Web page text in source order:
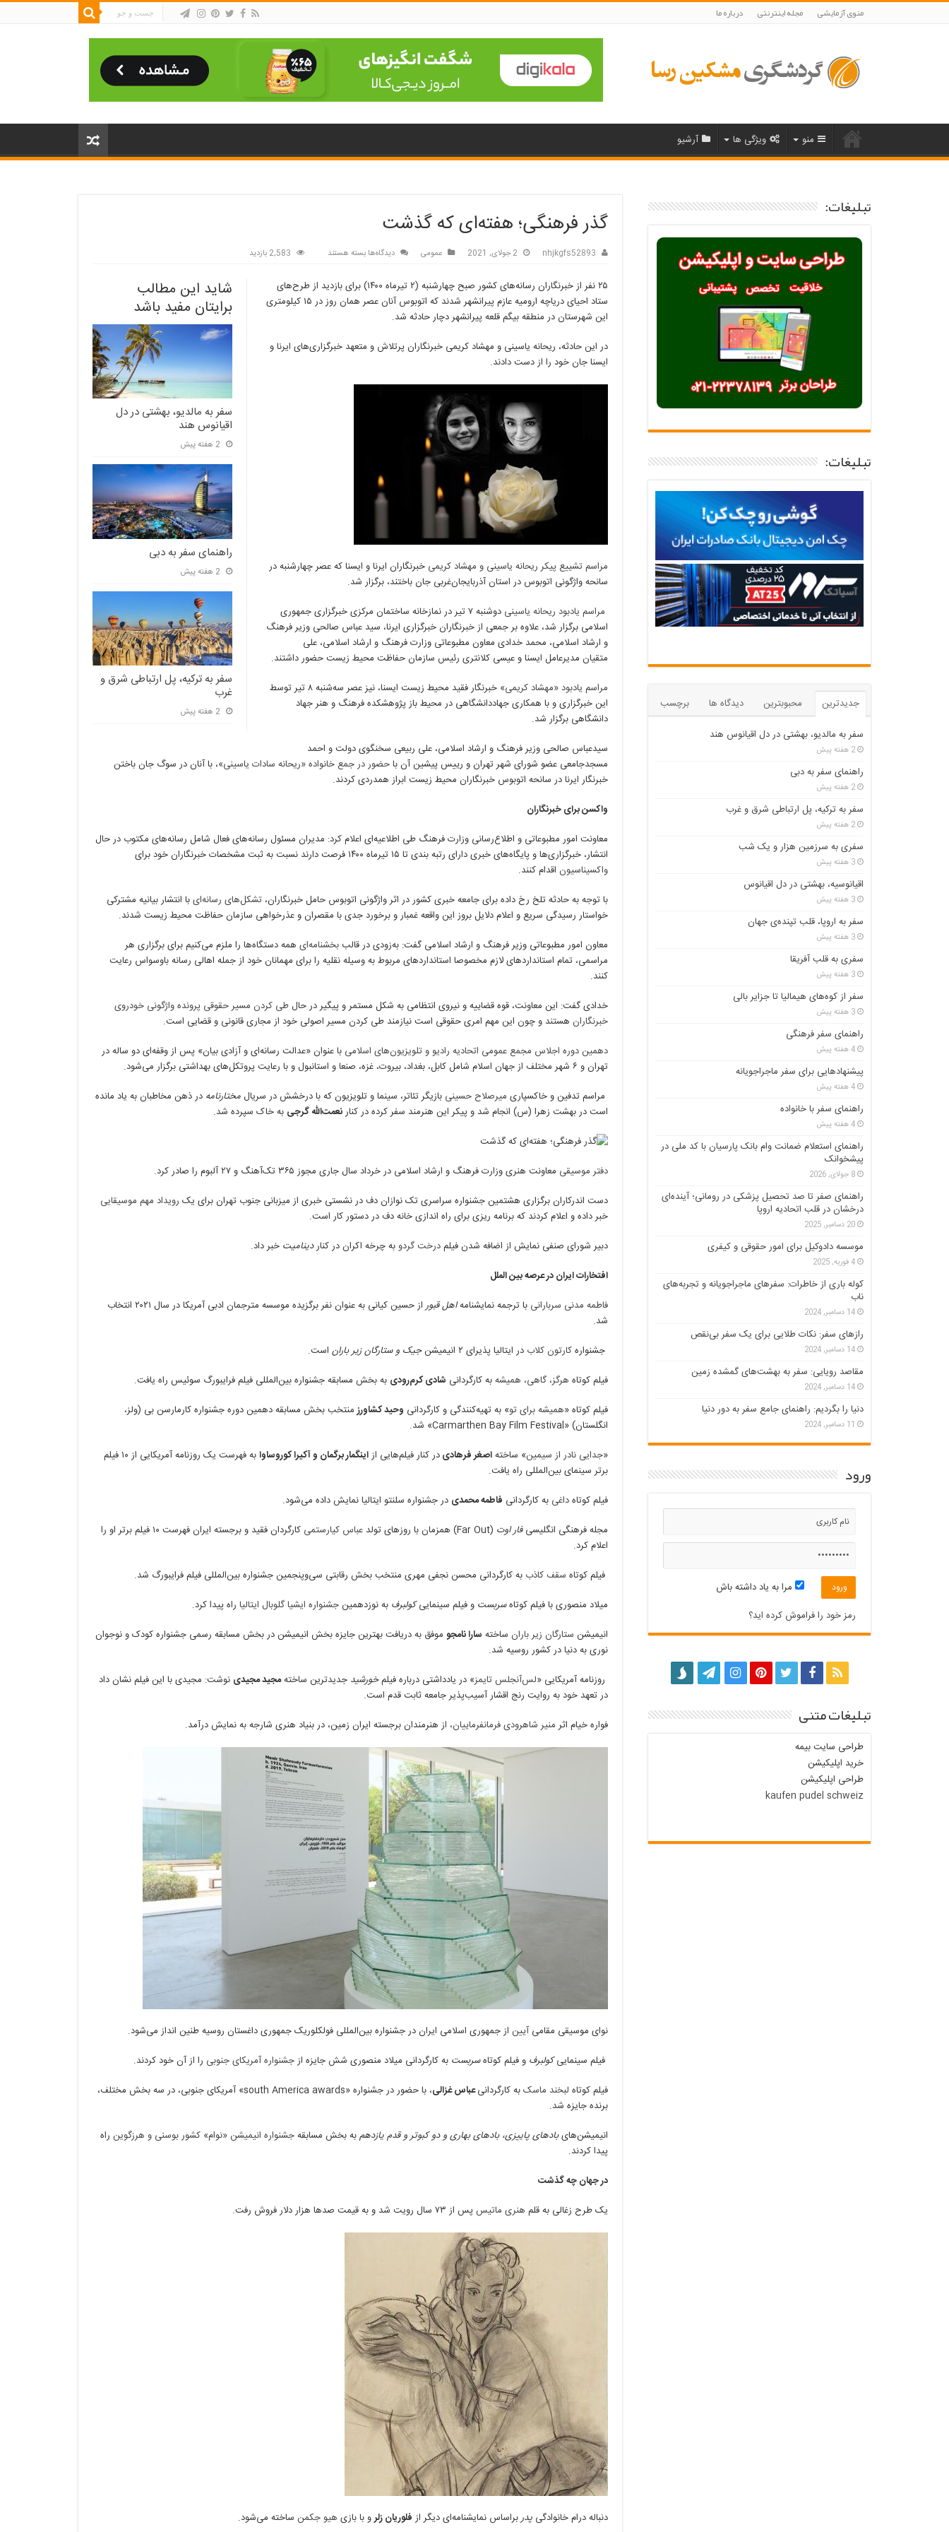
منوی آزمایشی مجله اینترنتی درباره ما
منو ویژگی ها آرشیو
گذر فرهنگی؛ هفته‌ای که گذشت
nhjkgfs52893 2 جولای, 2021 عمومی دیدگاه‌ها برای
فرهنگی؛
هفته‌ای
که
بسته هستند 2,583 بازدید
شاید این مطالب
برایتان مفید باشد
سفر به مالدیو، بهشتی در دل
اقیانوس هند
2 هفته پیش
راهنمای سفر به دبی
2 هفته پیش
سفر به ترکیه، پل ارتباطی شرق و
غرب
2 هفته پیش
۲۵ نفر از خبرنگاران رسانه‌های کشور صبح چهارشنبه (۲ تیرماه ۱۴۰۰) برای بازدید از طرح‌های
ستاد احیای دریاچه ارومیه عازم پیرانشهر شدند که اتوبوس آنان عصر همان روز در ۱۵ کیلومتری
این شهرستان در منطقه بیگم قلعه پیرانشهر دچار حادثه شد.
در این حادثه، ریحانه یاسینی و مهشاد کریمی خبرنگاران پرتلاش و متعهد خبرگزاری‌های ایرنا و
ایسنا جان خود را از دست دادند.
مراسم تشییع پیکر ریحانه یاسینی و مهشاد کریمی خبرنگاران ایرنا و ایسنا که عصر چهارشنبه در
سانحه واژگونی اتوبوس در استان آذربایجان‌غربی جان باختند، برگزار شد.
مراسم یادبود ریحانه یاسینی
دوشنبه ۷ تیر در نمازخانه ساختمان مرکزی خبرگزاری جمهوری
اسلامی برگزار شد، علاوه بر جمعی از خبرنگاران خبرگزاری ایرنا، سید عباس صالحی وزیر فرهنگ
و ارشاد اسلامی، محمد خدادی معاون مطبوعاتی وزارت فرهنگ و ارشاد اسلامی، علی
متقیان مدیرعامل ایسنا و عیسی کلانتری رئیس سازمان حفاظت محیط زیست حضور داشتند.
مراسم یادبود «مهشاد کریمی»
خبرنگار فقید محیط زیست ایسنا، نیز عصر سه‌شنبه ۸ تیر توسط
این خبرگزاری و با همکاری جهاددانشگاهی در محیط باز پژوهشکده فرهنگ و هنر جهاد
دانشگاهی برگزار شد.
سیدعباس صالحی وزیر فرهنگ و ارشاد اسلامی، علی ربیعی سخنگوی دولت و احمد
مسجدجامعی عضو شورای شهر تهران و رییس پیشین آن باحضور در جمع خانواده «ریحانه سادات یاسینی»، با آنان در سوگ جان باختن
خبرنگار ایرنا در سانحه اتوبوس خبرنگاران محیط زیست ابراز همدردی کردند.
واکسن برای خبرنگاران
معاونت امور مطبوعاتی و اطلاع‌رسانی وزارت فرهنگ طی اطلاعیه‌ای اعلام کرد: مدیران مسئول رسانه‌های فعال شامل رسانه‌های مکتوب در حال
انتشار، خبرگزاری‌ها و پایگاه‌های خبری دارای رتبه بندی تا ۱۵ تیرماه ۱۴۰۰ فرصت دارند نسبت به ثبت مشخصات خبرنگاران خود برای
واکسیناسیون اقدام کنند.
با توجه به حادثه تلخ رخ داده برای جامعه خبری کشور در اثر واژگونی اتوبوس حامل خبرنگاران، تشکل‌های رسانه‌ایبا انتشار بیانیه مشترکی
خواستار رسیدگی سریع و اعلام دلایل بروز این واقعه غمبار و برخورد جدی با مقصران و عذرخواهی سازمان حفاظت محیط زیست شدند.
معاون امور مطبوعاتی وزیر فرهنگ و ارشاد اسلامی گفت: به‌زودی در قالببخشنامه‌ای همه دستگاه‌ها را ملزم می‌کنیم برای برگزاری هر
مراسمی، تمام استانداردهای لازم مخصوصا استانداردهای مربوط به وسیله نقلیه را برای مهمانان خود از جمله اهالی رسانه باوسواس رعایت
کنند.
خدادی گفت: این معاونت، قوه قضاییه و نیروی انتظامی به شکل مستمر و پیگیر در حال طی کردن مسیر حقوقی پرونده واژگونی خودروی
خبرنگاران هستند و چون این مهم امری حقوقی است نیازمند طی کردن مسیر اصولی خود از مجاری قانونی و قضایی است.
دهمین دوره اجلاس مجمع عمومی اتحادیه رادیو و تلویزیون‌های اسلامی با عنوان «عدالت رسانه‌ای و آزادی بیان» پس از وقفه‌ای دو ساله در
تهران و ۶ شهر مختلف از جهان اسلام شامل کابل، بغداد، بیروت، غزه، صنعا و استانبول و با رعایت پروتکل‌های بهداشتی برگزار می‌شود.
مراسم تدفین و خاکسپاری میرصلاح حسینی بازیگر تئاتر، سینما و تلویزیون که با درخشش در سریال مختارنامه در ذهن مخاطبان به یاد مانده
است در بهشت زهرا (س) انجام شد و پیکر این هنرمند سفر کرده در کنارنعمت‌الله گرجی به خاک سپرده شد.
دفتر موسیقی معاونت هنری وزارت فرهنگ و ارشاد اسلامی در خرداد سال جاری مجوز ۳۶۵ تک‌آهنگ و ۲۷ آلبوم را صادر کرد.
دست اندرکاران برگزاری هشتمین جشنواره سراسری تک نوازان دف در نشستی خبری از میزبانی جنوب تهران برای یک رویداد مهم موسیقایی
خبر داده و اعلام کردند که برنامه ریزی برای راه اندازی خانه دف در دستور کار است.
دبیر شورای صنفی نمایش از اضافه شدن فیلمدرخت گردو به چرخه اکران در کناردینامیت خبر داد.
افتخارات ایران در عرصه بین الملل
فاطمه مدنی سربارانی با ترجمه نمایشنامهاهل قبور
از حسین کیانی به عنوان نفر برگزیده موسسه مترجمان ادبی آمریکا در سال ۲۰۲۱ انتخاب
شد.
جشنوارهکارتون کلاب در ایتالیا پذیرای ۲ انیمیشن جیک و ستارگان زیر باران است.
فیلم کوتاه هرگز، گاهی، همیشهبه کارگردانی شادی کرم‌رودی به بخش مسابقه‌ جشنواره‌ بین‌المللی فیلم فرایبورگ سوئیس راه یافت.
فیلم کوتاه «همیشه برای تو» به تهیه‌کنندگی و کارگردانی وحید کشاورزمنتخب بخش مسابقه دهمین دوره جشنواره کارمارسن بی (ولز،
انگلستان) «Carmarthen Bay Film Festival» شد.
«جدایی نادر از سیمین» ساختهاصغر فرهادیدر کنار فیلم‌هایی ازاینگمار برگمان و آکیرا کوروساوا
به فهرست یک روزنامه آمریکایی از ۱۰ فیلم
برتر سینمای بین‌المللی راه یافت.
فیلم کوتاهداغی به کارگردانی فاطمه محمدی در جشنواره سلنتو ایتالیا نمایش داده می‌شود.
مجله فرهنگی انگلیسیفار اوت (Far Out) همزمان با روزهای تولد عباس کیارستمی
کارگردان فقید و برجسته ایران فهرست ۱۰ فیلم برتر او را
اعلام کرد.
فیلم کوتاه سقف کاذب به کارگردانی محسن نجفی مهری منتخب بخش رقابتی سی‌وپنجمین جشنواره‌ بین‌المللی فیلم فرایبورگ شد.
میلاد منصوری با فیلم کوتاهسربست و فیلم سینماییکولبرف به نوزدهمینجشنواره‌ ایشیا گلوبال ایتالیا راه پیدا کرد.
انیمیشن ستارگان زیر باران ساخته سارا نامجو موفق به دریافت بهترین جایزه بخش انیمیشن در بخش مسابقه رسمی جشنواره کودک و نوجوان
نوری به دنیا در کشور روسیه شد.
روزنامه آمریکایی «لس‌آنجلس تایمز» در یادداشتی درباره فیلمخورشید جدیدترین ساختهمجید مجیدی نوشت: مجیدی با این فیلم نشان داد
در تعهد خود به روایت رنج اقشار آسیب‌پذیر جامعه ثابت قدم است.
فواره خیام اثر منیر شاهرودی فرمانفرماییان، از هنرمندان برجسته ایران زمین، در بنیاد هنری شارجه به نمایش درآمد.
نوای موسیقی مقامی آیین از جمهوری اسلامی ایران در جشنواره بین‌المللی فولکلوریک جمهوری داغستان روسیه طنین انداز می‌شود.
فیلم‌ سینماییکولبرف و فیلم کوتاهسربست به کارگردانی میلاد منصوری شش جایزه ازجشنواره آمریکای جنوبی را از آن خود کردند.
فیلم کوتاه لبخند ماسکبه کارگردانیعباس غزالی
، با حضور در جشنواره «south America awards» آمریکای جنوبی، در سه بخش مختلف،
برنده جایزه شد.
انیمیشن‌هایبادهای پاییزی، بادهای بهاری و دو کبوتر و قدم یازدهمبه بخش مسابقهجشنواره انیمیشن «نوام» کشور بوسنی و هرزگوین راه
پیدا کردند.
در جهان چه گذشت
یک طرح زغالی به قلم هنری ماتیس پس از ۷۳ سال رویت شد و به قیمت صدها هزار دلار فروش رفت.
دنباله درام خانوادگی پدربراساس نمایشنامه‌ای دیگر از فلوریان زلرو با بازی هیو جکمن ساخته می‌شود.
تبلیغات:
تبلیغات:
جدیدترین محبوبترین دیدگاه ها
برچسب
سفر به مالدیو، بهشتی در دل اقیانوس هند
2 هفته پیش
راهنمای سفر به دبی
2 هفته پیش
سفر به ترکیه، پل ارتباطی شرق و غرب
2 هفته پیش
سفری به سرزمین هزار و یک شب
3 هفته پیش
اقیانوسیه، بهشتی در دل اقیانوس
3 هفته پیش
سفر به اروپا، قلب تپنده‌ی جهان
3 هفته پیش
سفری به قلب آفریقا
3 هفته پیش
سفر از کوه‌های هیمالیا تا جزایر بالی
3 هفته پیش
راهنمای سفر فرهنگی
4 هفته پیش
پیشنهادهایی برای سفر ماجراجویانه
4 هفته پیش
راهنمای سفر با خانواده
4 هفته پیش
راهنمای استعلام ضمانت وام بانک پارسیان با کد ملی در
پیشخوانک
8 جولای, 2026
راهنمای صفر تا صد تحصیل پزشکی در رومانی؛ آینده‌ای
درخشان در قلب اتحادیه اروپا
20 دسامبر, 2025
موسسه دادوکیل برای امور حقوقی و کیفری
4 فوریه, 2025
کوله باری از خاطرات: سفرهای ماجراجویانه و تجربه‌های
ناب
14 دسامبر, 2024
رازهای سفر: نکات طلایی برای یک سفر بی‌نقص
14 دسامبر, 2024
مقاصد رویایی: سفر به بهشت‌های گمشده زمین
14 دسامبر, 2024
دنیا را بگردیم: راهنمای جامع سفر به دور دنیا
11 دسامبر, 2024
ورود
مرا به یاد داشته باش
رمز خود را فراموش کرده اید؟
تبلیغات متنی
طراحی سایت بیمه
خرید اپلیکیشن
طراحی اپلیکیشن
kaufen pudel schweiz